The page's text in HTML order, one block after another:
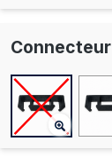
Connecteur